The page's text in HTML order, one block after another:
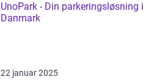
UnoPark - Din parkeringsløsning i
Danmark
22 januar 2025